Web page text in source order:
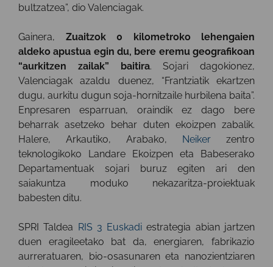
bultzatzea”, dio Valenciagak.
Gainera, Zuaitzok 0 kilometroko lehengaien
aldeko apustua egin du, bere eremu geografikoan
“aurkitzen zailak” baitira. Sojari dagokionez,
Valenciagak azaldu duenez, “Frantziatik ekartzen
dugu, aurkitu dugun soja-hornitzaile hurbilena baita”.
Enpresaren esparruan, oraindik ez dago bere
beharrak asetzeko behar duten ekoizpen zabalik.
Halere, Arkautiko, Arabako,
Neiker zentro
teknologikoko Landare Ekoizpen eta Babeserako
Departamentuak sojari buruz egiten ari den
saiakuntza moduko nekazaritza-proiektuak
babesten ditu.
SPRI Taldea RIS 3 Euskadi estrategia abian jartzen
duen eragileetako bat da, energiaren, fabrikazio
aurreratuaren, bio-osasunaren eta nanozientziaren